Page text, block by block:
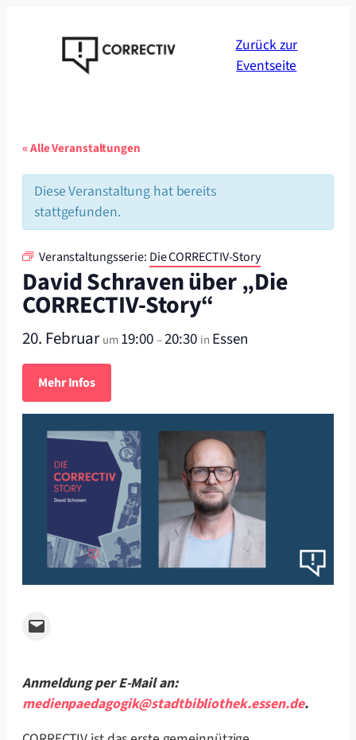
Zurück zur
Eventseite
« Alle Veranstaltungen
Diese Veranstaltung hat bereits
stattgefunden.
Veranstaltungsserie: Die CORRECTIV-Story
David Schraven über „Die
CORRECTIV-Story“
20. Februarum19:00–20:30 in Essen
Mehr Infos
Email this Page
Anmeldung per E-Mail an:
medienpaedagogik@stadtbibliothek.essen.de.